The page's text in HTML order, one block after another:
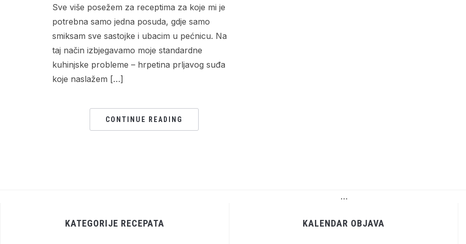
Sve više posežem za receptima za koje mi je
potrebna samo jedna posuda, gdje samo
smiksam sve sastojke i ubacim u pećnicu. Na
taj način izbjegavamo moje standardne
kuhinjske probleme – hrpetina prljavog suđa
koje naslažem […]
CONTINUE READING
…
KATEGORIJE RECEPATA KALENDAR OBJAVA